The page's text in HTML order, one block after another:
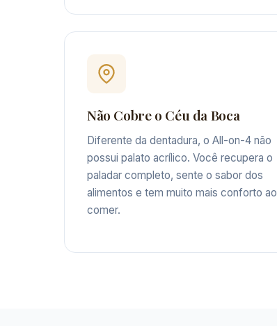
Não Cobre o Céu da Boca
Diferente da dentadura, o All-on-4 não
possui palato acrílico. Você recupera o
paladar completo, sente o sabor dos
alimentos e tem muito mais conforto ao
comer.